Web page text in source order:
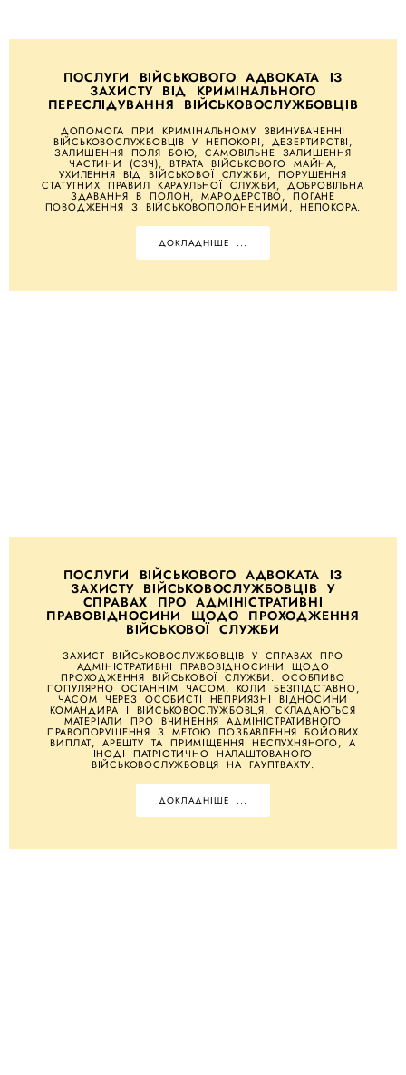
ПОСЛУГИ ВІЙСЬКОВОГО АДВОКАТА ІЗ
ЗАХИСТУ ВІД КРИМІНАЛЬНОГО
ПЕРЕСЛІДУВАННЯ ВІЙСЬКОВОСЛУЖБОВЦІВ
ДОПОМОГА ПРИ КРИМІНАЛЬНОМУ ЗВИНУВАЧЕННІ
ВІЙСЬКОВОСЛУЖБОВЦІВ У НЕПОКОРІ, ДЕЗЕРТИРСТВІ,
ЗАЛИШЕННЯ ПОЛЯ БОЮ, САМОВІЛЬНЕ ЗАЛИШЕННЯ
ЧАСТИНИ (СЗЧ), ВТРАТА ВІЙСЬКОВОГО МАЙНА,
УХИЛЕННЯ ВІД ВІЙСЬКОВОЇ СЛУЖБИ, ПОРУШЕННЯ
СТАТУТНИХ ПРАВИЛ КАРАУЛЬНОЇ СЛУЖБИ, ДОБРОВІЛЬНА
ЗДАВАННЯ В ПОЛОН, МАРОДЕРСТВО, ПОГАНЕ
ПОВОДЖЕННЯ З ВІЙСЬКОВОПОЛОНЕНИМИ, НЕПОКОРА.
ДОКЛАДНІШЕ ...
ПОСЛУГИ ВІЙСЬКОВОГО АДВОКАТА ІЗ
ЗАХИСТУ ВІЙСЬКОВОСЛУЖБОВЦІВ У
СПРАВАХ ПРО АДМІНІСТРАТИВНІ
ПРАВОВІДНОСИНИ ЩОДО ПРОХОДЖЕННЯ
ВІЙСЬКОВОЇ СЛУЖБИ
ЗАХИСТ ВІЙСЬКОВОСЛУЖБОВЦІВ У СПРАВАХ ПРО
АДМІНІСТРАТИВНІ ПРАВОВІДНОСИНИ ЩОДО
ПРОХОДЖЕННЯ ВІЙСЬКОВОЇ СЛУЖБИ. ОСОБЛИВО
ПОПУЛЯРНО ОСТАННІМ ЧАСОМ, КОЛИ БЕЗПІДСТАВНО,
ЧАСОМ ЧЕРЕЗ ОСОБИСТІ НЕПРИЯЗНІ ВІДНОСИНИ
КОМАНДИРА І ВІЙСЬКОВОСЛУЖБОВЦЯ, СКЛАДАЮТЬСЯ
МАТЕРІАЛИ ПРО ВЧИНЕННЯ АДМІНІСТРАТИВНОГО
ПРАВОПОРУШЕННЯ З МЕТОЮ ПОЗБАВЛЕННЯ БОЙОВИХ
ВИПЛАТ, АРЕШТУ ТА ПРИМІЩЕННЯ НЕСЛУХНЯНОГО, А
ІНОДІ ПАТРІОТИЧНО НАЛАШТОВАНОГО
ВІЙСЬКОВОСЛУЖБОВЦЯ НА ГАУПТВАХТУ.
ДОКЛАДНІШЕ ...